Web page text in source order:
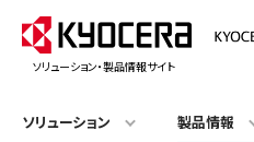
ソリューション・製品情報サイト
ソリューション 製品情報